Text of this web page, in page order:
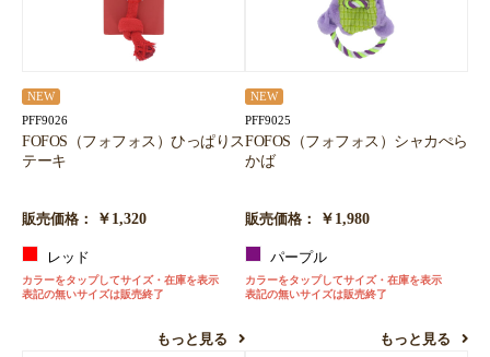
NEW
PFF9026
FOFOS（フォフォス）ひっぱりス
テーキ
販売価格： ￥1,320
レッド
カラーをタップしてサイズ・在庫を表示
表記の無いサイズは販売終了
もっと見る
NEW
PFF9025
FOFOS（フォフォス）シャカぺら
かば
販売価格： ￥1,980
パープル
カラーをタップしてサイズ・在庫を表示
表記の無いサイズは販売終了
もっと見る